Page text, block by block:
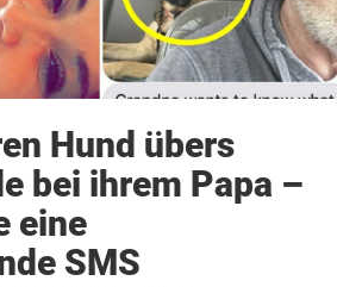
Hund übers
bei ihrem Papa –
eine
SMS